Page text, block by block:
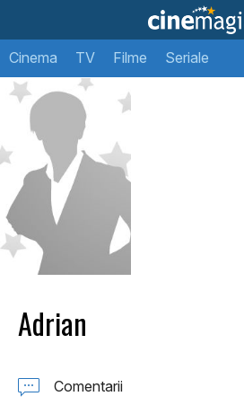
Cinema TV Filme Seriale
Adrian
Comentarii